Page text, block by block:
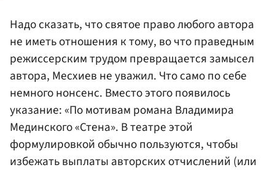
Надо сказать, что святое право любого автора
не иметь отношения к тому, во что праведным
режиссерским трудом превращается замысел
автора, Месхиев не уважил. Что само по себе
немного нонсенс. Вместо этого появилось
указание: «По мотивам романа Владимира
Мединского «Стена». В театре этой
формулировкой обычно пользуются, чтобы
избежать выплаты авторских отчислений (или